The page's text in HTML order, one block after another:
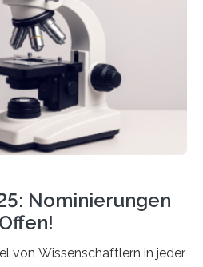
den Hentschel-
an jüngere
unter 40 Jahren. Geehrt
Doktorarbeit oder eine
Publikation zum Thema
Nominierungen
von Wissenschaftlern in jeder